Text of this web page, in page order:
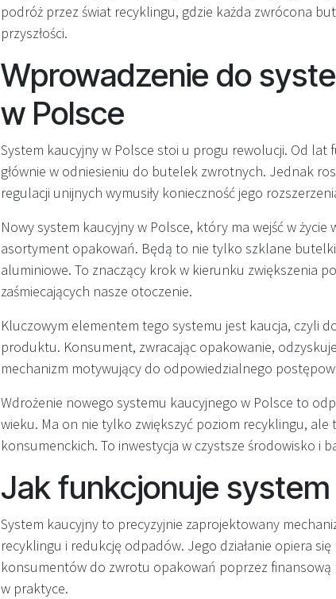
podróż przez świat recyklingu, gdzie każda zwrócona
przyszłości.
Wprowadzenie do
w Polsce
System kaucyjny w Polsce stoi u progu rewolucji. Od lat
głównie w odniesieniu do butelek zwrotnych. Jednak
regulacji unijnych wymusiły konieczność jego
Nowy system kaucyjny w Polsce, który ma wejść w życie
asortyment opakowań. Będą to nie tylko szklane
aluminiowe. To znaczący krok w kierunku zwiększenia
zaśmiecających nasze otoczenie.
Kluczowym elementem tego systemu jest kaucja, czyli
produktu. Konsument, zwracając opakowanie,
mechanizm motywujący do odpowiedzialnego
Wdrożenie nowego systemu kaucyjnego w Polsce to
wieku. Ma on nie tylko zwiększyć poziom recyklingu, ale
konsumenckich. To inwestycja w czystsze środowisko i
Jak funkcjonuje
System kaucyjny to precyzyjnie zaprojektowany
recyklingu i redukcję odpadów. Jego działanie opiera
konsumentów do zwrotu opakowań poprzez finansową
w praktyce.